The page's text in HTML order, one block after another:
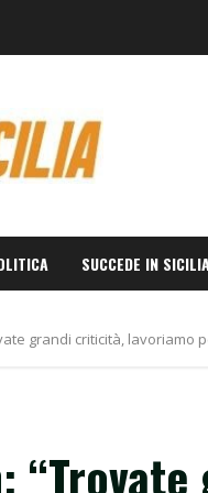
SUCCEDE IN
grandi criticità, lavoriamo
“Trovate